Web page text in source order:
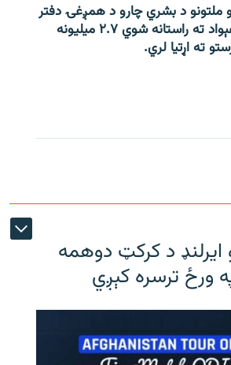
ملتونو د بشري چارو د همږغۍ دفتر
( اوچا) وايي سږکال هېواد ته راستانه شوي ۲.۷ میلیونه
ته اړتیا لري.
ایرلنډ د کرکټ دوهمه
ورځ ترسره کېږي